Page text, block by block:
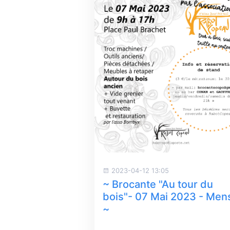
2023-04-12 13:05
~ Brocante "Au tour du
bois"- 07 Mai 2023 -
~